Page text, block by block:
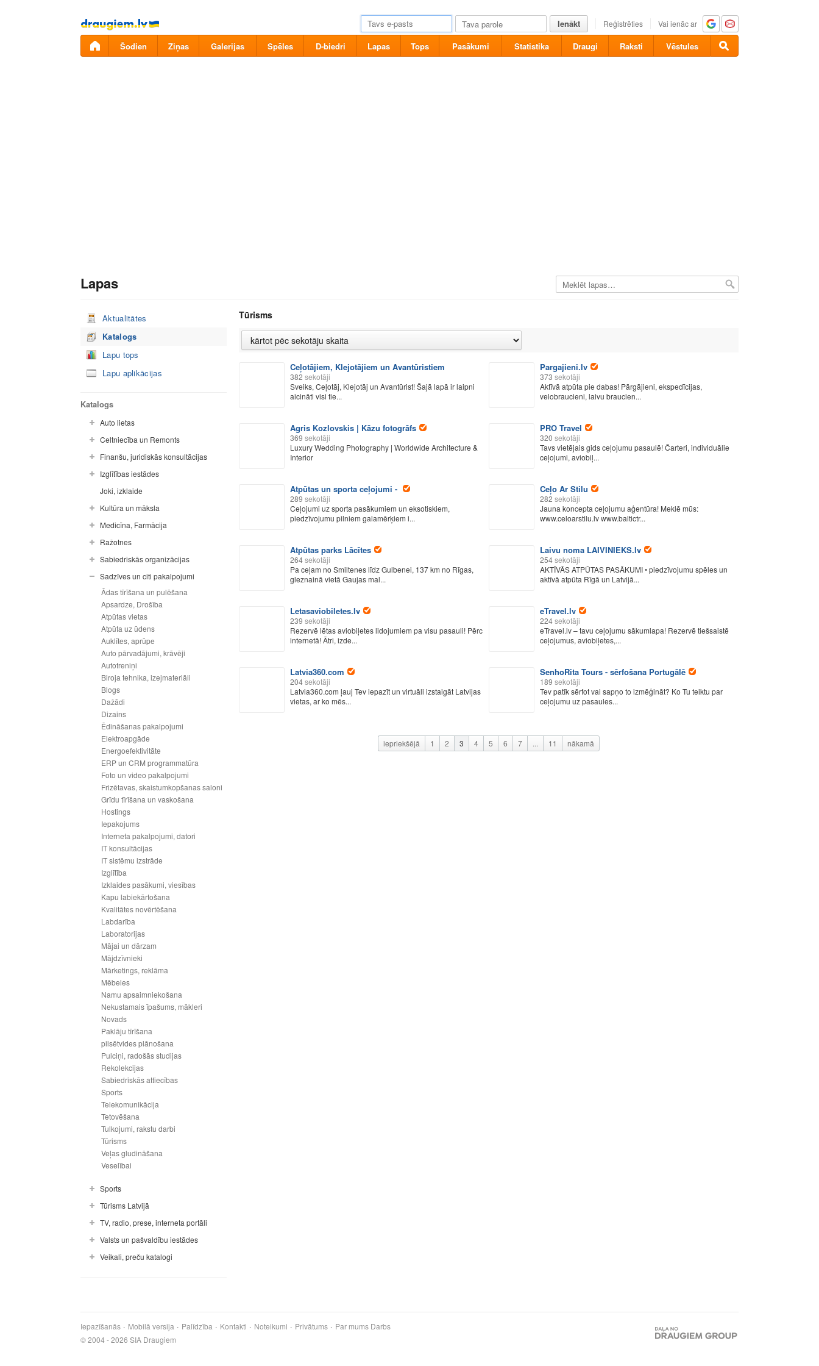
Pāriet
uz
saturu
Ienākt Reģistrēties Vai ienāc ar
Šodien Ziņas Galerijas Spēles D-biedri Lapas Tops Pasākumi Statistika Draugi Raksti Vēstules
Lapas
Aktualitātes
Katalogs
Lapu tops
Lapu aplikācijas
Katalogs
Auto lietas
Celtniecība un Remonts
Finanšu, juridiskās konsultācijas
Izglītības iestādes
Joki, izklaide
Kultūra un māksla
Medicīna, Farmācija
Ražotnes
Sabiedriskās organizācijas
Sadzīves un citi pakalpojumi
Ādas tīrīšana un pulēšana
Apsardze, Drošība
Atpūtas vietas
Atpūta uz ūdens
Auklītes, aprūpe
Auto pārvadājumi, krāvēji
Autotreniņi
Biroja tehnika, izejmateriāli
Blogs
Dažādi
Dizains
Ēdināšanas pakalpojumi
Elektroapgāde
Energoefektivitāte
ERP un CRM programmatūra
Foto un video pakalpojumi
Frizētavas, skaistumkopšanas saloni
Grīdu tīrīšana un vaskošana
Hostings
Iepakojums
Interneta pakalpojumi, datori
IT konsultācijas
IT sistēmu izstrāde
Izglītība
Izklaides pasākumi, viesības
Kapu labiekārtošana
Kvalitātes novērtēšana
Labdarība
Laboratorijas
Mājai un dārzam
Mājdzīvnieki
Mārketings, reklāma
Mēbeles
Namu apsaimniekošana
Nekustamais īpašums, mākleri
Novads
Paklāju tīrīšana
pilsētvides plānošana
Pulciņi, radošās studijas
Rekolekcijas
Sabiedriskās attiecības
Sports
Telekomunikācija
Tetovēšana
Tulkojumi, rakstu darbi
Tūrisms
Veļas gludināšana
Veselībai
Sports
Tūrisms Latvijā
TV, radio, prese, interneta portāli
Valsts un pašvaldību iestādes
Veikali, preču katalogi
Tūrisms
Ceļotājiem, Klejotājiem un Avantūristiem
382 sekotāji
Sveiks, Ceļotāj, Klejotāj un Avantūrist! Šajā lapā ir laipni
aicināti visi tie...
Pargajieni.lv
373 sekotāji
Aktīvā atpūta pie dabas! Pārgājieni, ekspedīcijas,
velobraucieni, laivu braucien...
Agris Kozlovskis | Kāzu fotogrāfs
369 sekotāji
Luxury Wedding Photography | Worldwide Architecture &
Interior
PRO Travel
320 sekotāji
Tavs vietējais gids ceļojumu pasaulē! Čarteri, individuālie
ceļojumi, aviobiļ...
Atpūtas un sporta ceļojumi -
289 sekotāji
Ceļojumi uz sporta pasākumiem un eksotiskiem,
piedzīvojumu pilniem galamērķiem i...
Ceļo Ar Stilu
282 sekotāji
Jauna koncepta ceļojumu aģentūra! Meklē mūs:
www.celoarstilu.lv www.baltictr...
Atpūtas parks Lācītes
264sekotāji
Pa ceļam no Smiltenes līdz Gulbenei, 137 km no Rīgas,
gleznainā vietā Gaujas mal...
Laivu noma LAIVINIEKS.lv
254sekotāji
AKTĪVĀS ATPŪTAS PASĀKUMI • piedzīvojumu spēles un
aktīvā atpūta Rīgā un Latvijā...
Letasaviobiletes.lv
239 sekotāji
Rezervē lētas aviobiļetes lidojumiem pa visu pasauli! Pērc
internetā! Ātri, izde...
eTravel.lv
224sekotāji
eTravel.lv – tavu ceļojumu sākumlapa! Rezervē tiešsaistē
ceļojumus, aviobiļetes,...
Latvia360.com
204sekotāji
Latvia360.com ļauj Tev iepazīt un virtuāli izstaigāt Latvijas
vietas, ar ko mēs...
SenhoRita Tours - sērfošana Portugālē
189 sekotāji
Tev patīk sērfot vai sapņo to izmēģināt? Ko Tu teiktu par
ceļojumu uz pasaules...
iepriekšējā 1 2 3 4 5 6 7 ... 11 nākamā
Iepazīšanās Mobilā versija Palīdzība Kontakti Noteikumi Privātums Par mums Darbs
© 2004 - 2026 SIA Draugiem